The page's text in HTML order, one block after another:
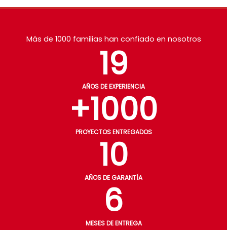
Más de 1000 familias han confiado en nosotros
AÑOS DE EXPERIENCIA
19
PROYECTOS ENTREGADOS
+1000
AÑOS DE GARANTÍA
10
MESES DE ENTREGA
6